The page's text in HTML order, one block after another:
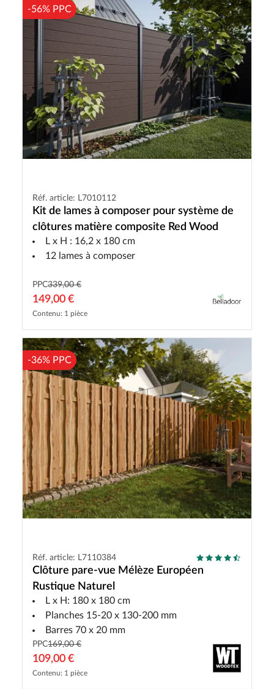
-56% PPC
Réf. article: L7010112
Kit de lames à composer pour système de
clôtures matière composite Red Wood
L x H : 16,2 x 180 cm
12 lames à composer
PPC339,00 €
149,00 €
Contenu: 1 pièce
-36% PPC
Réf. article: L7110384
Clôture pare-vue Mélèze Européen
Rustique Naturel
L x H: 180 x 180 cm
Planches 15-20 x 130-200 mm
Barres 70 x 20 mm
PPC169,00 €
109,00 €
Contenu: 1 pièce